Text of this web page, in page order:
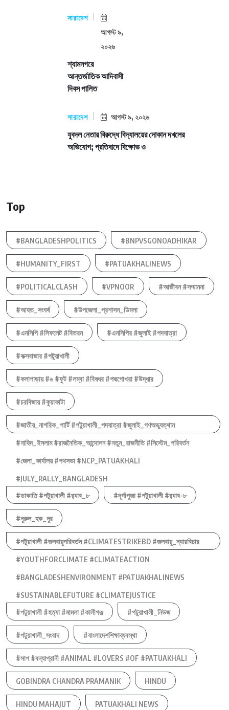
সারাদেশ
আগস্ট ৯,
২০২৬
শ্যামনগরে
আন্তর্জাতিক আদিবাসী
দিবস পালিত
সারাদেশ আগস্ট ৯, ২০২৬
যুবদল নেতার বিরুদ্ধে বিদ্যালয়ের দোকান দখলের
অভিযোগ; প্রতিবাদে বিক্ষোভ ও
Top
#BANGLADESHPOLITICS #BNPVSGONOADHIKAR
#HUMANITY_FIRST #PATUAKHALINEWS
#POLITICALCLASH #VPNOOR #আজীবন #সম্মাননা
#আহত_সংঘর্ষ #উপজেলা_প্রশাসন_ডিমলা
#এনসিপি #লিফলেট #বিতরন #এনসিপির #জুলাই #পদযাত্রা
#কক্সবাজার #পটুয়াখালী
#কলাপাড়ায় #৬ #ফুট #লম্বা #বিষধর #পদ্মগোখরা #উদ্ধার
#চরবিজায় #কুয়াকাটা
#জাতীয়_নাগরিক_পার্টি #পটুয়াখালী_পদযাত্রা #জুলাই_গণঅভ্যুত্থান
#নাহিদ_ইসলাম #রাজনৈতিক_আন্দোলন #নতুন_রাজনীতি #সিস্টেম_পরিবর্তন
#জেলা_কার্যালয় #পথসভা #NCP_PATUAKHALI
#JULY_RALLY_BANGLADESH
#ডাকাতি #পটুয়াখালী #র‍্যাব_৮
#দূর্গাপুজা #পটুয়াখালী #র‍্যাব-৮
#নুরুল_হক_নুর
#পটুয়াখালী #জলবায়ুপরিবর্তন #CLIMATESTRIKEBD #জলবায়ু_ন্যায়বিচার
#YOUTHFORCLIMATE #CLIMATEACTION
#BANGLADESHENVIRONMENT #PATUAKHALINEWS
#SUSTAINABLEFUTURE #CLIMATEJUSTICE
#পটুয়াখালী #হত্যা #মামলা #কালীগঞ্জ
#পটুয়াখালী_নিউজ
#পটুয়াখালী_সংবাদ #বাংলাদেশশিক্ষাব্যবস্থা
#সাপ #বন্যাপ্রানী #ANIMAL #LOVERS #OF #PATUAKHALI
GOBINDRA CHANDRA PRAMANIK HINDU
HINDU MAHAJUT PATUAKHALI NEWS